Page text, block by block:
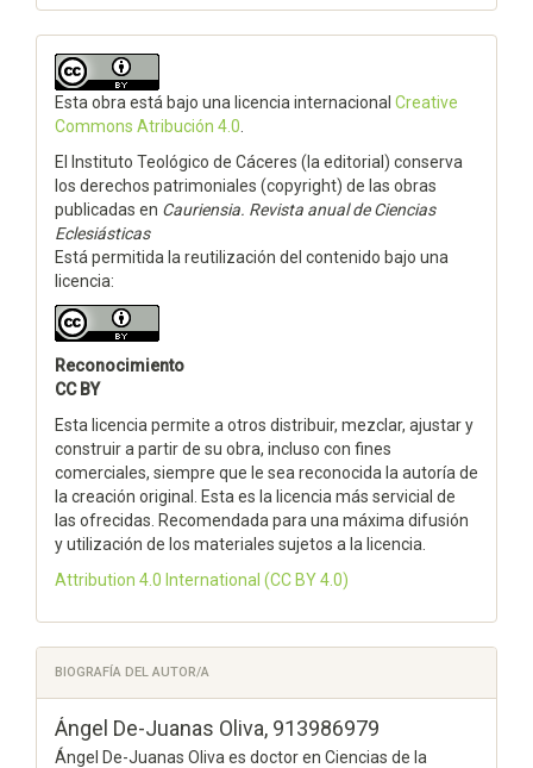
Esta obra está bajo una licencia internacional Creative
Commons Atribución 4.0
El Instituto Teológico de Cáceres (la editorial) conserva
los derechos patrimoniales (copyright) de las obras
publicadas en Cauriensia. Revista anual de Ciencias
Eclesiásticas
Está permitida la reutilización del contenido bajo una
licencia:
Reconocimiento
CC BY
Esta licencia permite a otros distribuir, mezclar, ajustar y
construir a partir de su obra, incluso con fines
comerciales, siempre que le sea reconocida la autoría de
la creación original. Esta es la licencia más servicial de
las ofrecidas. Recomendada para una máxima difusión
y utilización de los materiales sujetos a la licencia.
Attribution 4.0 International (CC BY 4.0)
BIOGRAFÍA DEL AUTOR/A
Ángel De-Juanas Oliva, 913986979
Ángel De-Juanas Oliva es doctor en Ciencias de la